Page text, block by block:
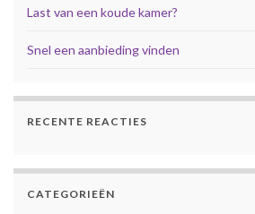
Last van een koude kamer?
Snel een aanbieding vinden
RECENTE REACTIES
CATEGORIEËN